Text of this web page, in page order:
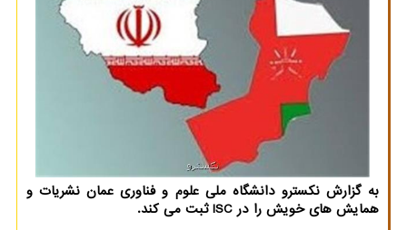
به گزارش نکسترو دانشگاه ملی علوم و فناوری عمان نشریات و
همایش های خویش را در ISC ثبت می کند.